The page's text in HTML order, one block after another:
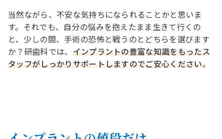
当然ながら、不安な気持ちになられることかと思いま
す。それでも、自分の悩みを抱えたまま生きて行くの
と、少しの間、手術の恐怖と戦うのとどちらを選びます
か？研歯科では、 インプラントの豊富な知識をもったス
タッフがしっかりサポートしますのでご安心ください。